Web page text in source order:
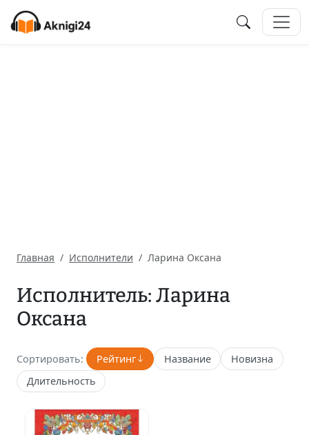
Главная Исполнители Ларина Оксана
Исполнитель: Ларина
Оксана
Сортировать: Рейтинг Название
Новизна
Длительность